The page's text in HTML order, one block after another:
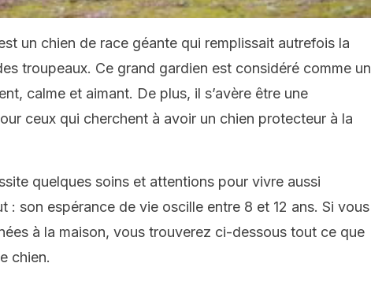
un chien de race géante qui remplissait autrefois la
troupeaux. Ce grand gardien est considéré comme un
calme et aimant. De plus, il s’avère être une
ceux qui cherchent à avoir un chien protecteur à la
quelques soins et attentions pour vivre aussi
: son espérance de vie oscille entre 8 et 12 ans. Si vous
à la maison, vous trouverez ci-dessous tout ce que
chien.